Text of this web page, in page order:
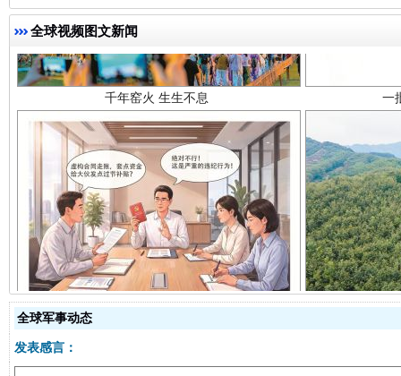
全球视频图文新闻
揭开“小金库”的免责幌子
全球军事动态
发表感言：